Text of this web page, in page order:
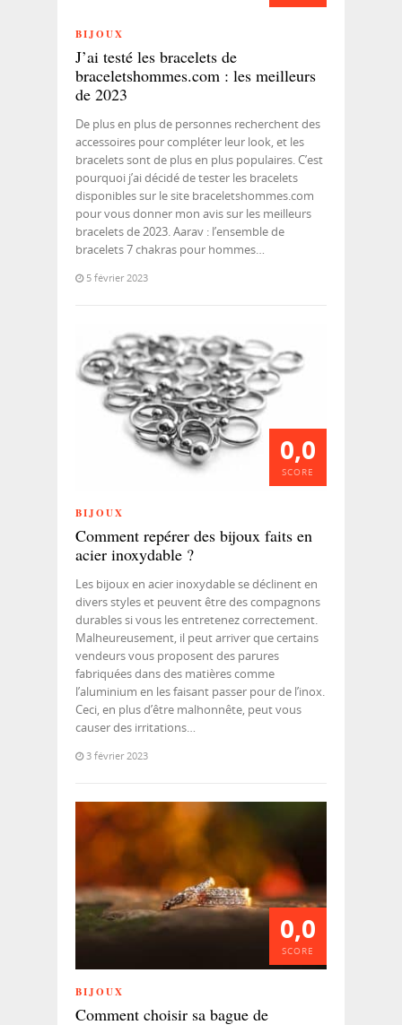
BIJOUX
J’ai testé les bracelets de
braceletshommes.com : les meilleurs
de 2023
De plus en plus de personnes recherchent des
accessoires pour compléter leur look, et les
bracelets sont de plus en plus populaires. C’est
pourquoi j’ai décidé de tester les bracelets
disponibles sur le site braceletshommes.com
pour vous donner mon avis sur les meilleurs
bracelets de 2023. Aarav : l’ensemble de
bracelets 7 chakras pour hommes…
5 février 2023
0,0
SCORE
BIJOUX
Comment repérer des bijoux faits en
acier inoxydable ?
Les bijoux en acier inoxydable se déclinent en
divers styles et peuvent être des compagnons
durables si vous les entretenez correctement.
Malheureusement, il peut arriver que certains
vendeurs vous proposent des parures
fabriquées dans des matières comme
l’aluminium en les faisant passer pour de l’inox.
Ceci, en plus d’être malhonnête, peut vous
causer des irritations…
3 février 2023
0,0
SCORE
BIJOUX
Comment choisir sa bague de